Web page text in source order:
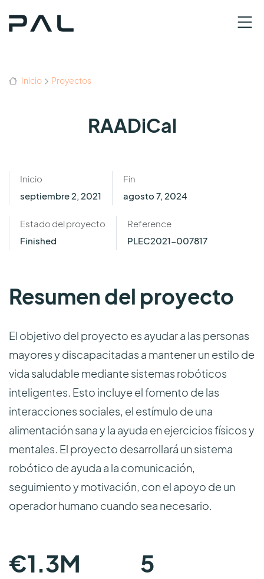
Inicio Proyectos
RAADiCal
Inicio
septiembre 2, 2021
Fin
agosto 7, 2024
Estado del proyecto
Finished
Reference
PLEC2021-007817
Resumen del proyecto
El objetivo del proyecto es ayudar a las personas
mayores y discapacitadas a mantener un estilo de
vida saludable mediante sistemas robóticos
inteligentes. Esto incluye el fomento de las
interacciones sociales, el estímulo de una
alimentación sana y la ayuda en ejercicios físicos y
mentales. El proyecto desarrollará un sistema
robótico de ayuda a la comunicación,
seguimiento y motivación, con el apoyo de un
operador humano cuando sea necesario.
€1.3M 5